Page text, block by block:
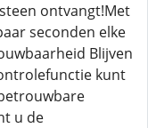
ontvangt!Met
seconden elke
Blijven
kunt
u de